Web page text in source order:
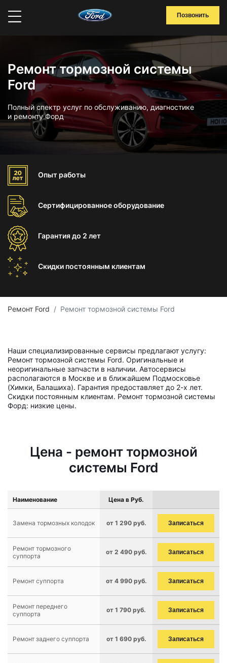
Позвонить
Ремонт тормозной системы
Ford
Полный спектр услуг по обслуживанию, диагностике
и ремонту Форд
Опыт работы
Сертифицированноеоборудование
Гарантиядо 2 лет
Скидки постоянным клиентам
Ремонт Ford Ремонт тормозной системы Ford
Наши специализированные сервисы предлагают услугу:
Ремонт тормозной системы Ford. Оригинальные и
неоригинальные запчасти в наличии. Автосервисы
располагаются в Москве и в ближайшем Подмосковье
(Химки, Балашиха). Гарантия предоставляет до 2-х лет.
Скидки постоянным клиентам. Ремонт тормозной системы
Форд: низкие цены.
Цена - ремонт тормозной
системы Ford
Наименование Цена в Руб.
Замена тормозных колодок от 1 290 руб. Записаться
Ремонт тормозного
суппорта
от 2 490 руб. Записаться
Ремонт суппорта от 4 990 руб. Записаться
Ремонт переднего
суппорта
от 1 790 руб. Записаться
Ремонт заднего суппорта от 1 690 руб. Записаться